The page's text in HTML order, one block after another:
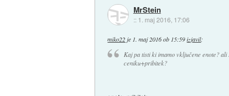
MrStein
:: 1. maj 2016, 17:06
miko22 je 1. maj 2016 ob 15:59 izjavil:
Kaj pa tisti ki imamo vključene enote?
ceniku+pribitek?